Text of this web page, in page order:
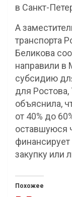
в Санкт-
А
транспорта
Беликова
направили в
субсидию
для Ростова,
объяснила,
от 40% до
оставшуюся
закупку или
Похожее